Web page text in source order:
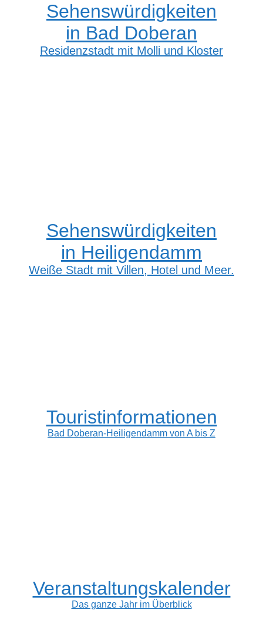
Sehenswürdigkeiten
in Bad Doberan
Residenzstadt mit Molli und Kloster
Sehenswürdigkeiten
in Heiligendamm
Weiße Stadt mit Villen, Hotel und Meer.
Touristinformationen
Bad Doberan-Heiligendamm von A bis Z
Veranstaltungskalender
Das ganze Jahr im Überblick